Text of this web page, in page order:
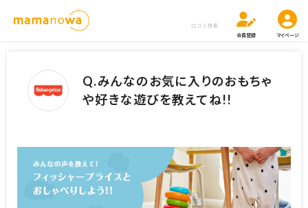
口コミ検索
会員登録
マイページ
Q.みんなのお気に入りのおもちゃ
や好きな遊びを教えてね!!